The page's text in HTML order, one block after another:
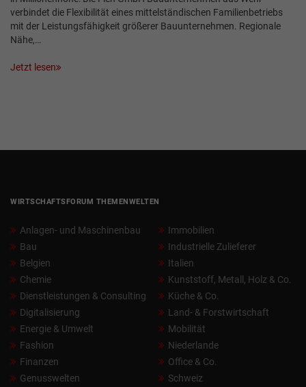
verbindet die Flexibilität eines mittelständischen Familienbetriebs
mit der Leistungsfähigkeit größerer Bauunternehmen. Regionale
Nähe,…
Jetzt lesen
WIRTSCHAFTSFORUM THEMENWELTEN
Anlagen- und Maschinenbau
Bau
Belgien
Chemie
Dienstleistungen & Consulting
Digitalisierung
Energie & Umwelt
Fashion
Finanzen
Genusswelten
Immobilien
Industrielle Zulieferer
Italien
Kunststoff, Metall, Holz & Co.
Küche & Co.
Land- & Forstwirtschaft
Mobilität
Niederlande
Office & Co.
Schweiz